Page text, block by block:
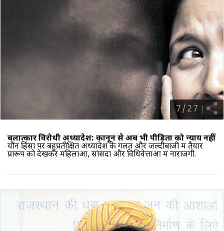
7/27
बलात्कार विरोधी अध्यादेश: कानून से अब भी पीड़िता को न्याय नहीं
यौन हिंसा पर बहुप्रतीक्षित अध्यादेशके गलत और जल्दीबाजी में तैयार
प्रारूप को देखकर महिलाओं, सांसदों और विधिवेत्ताओं में नाराजगी.